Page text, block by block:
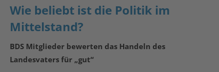
Wie beliebt ist die Politik im
Mittelstand?
BDS Mitglieder bewerten das Handeln des
Landesvaters für „gut“